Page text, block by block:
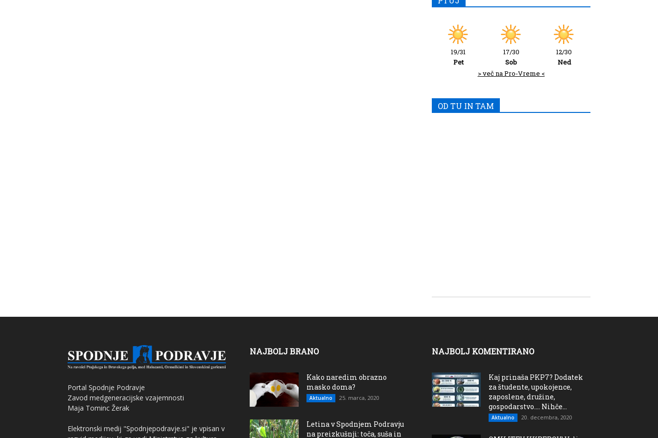
19/31
Pet
17/30
Sob
12/30
Ned
> več na Pro-Vreme <
OD TU IN TAM
Portal Spodnje Podravje
Zavod medgeneracijske vzajemnosti
Maja Tominc Žerak
Elektronski medij "Spodnjepodravje.si" je vpisan v
NAJBOLJ BRANO
Kako naredim obrazno
masko doma?
Aktualno 25. marca, 2020
Letina v Spodnjem Podravju
na preizkušnji: toča, suša in
NAJBOLJ KOMENTIRANO
Kaj prinaša PKP7? Dodatek
za študente, upokojence,
zaposlene, družine,
gospodarstvo…. Nihče...
Aktualno 20. decembra, 2020